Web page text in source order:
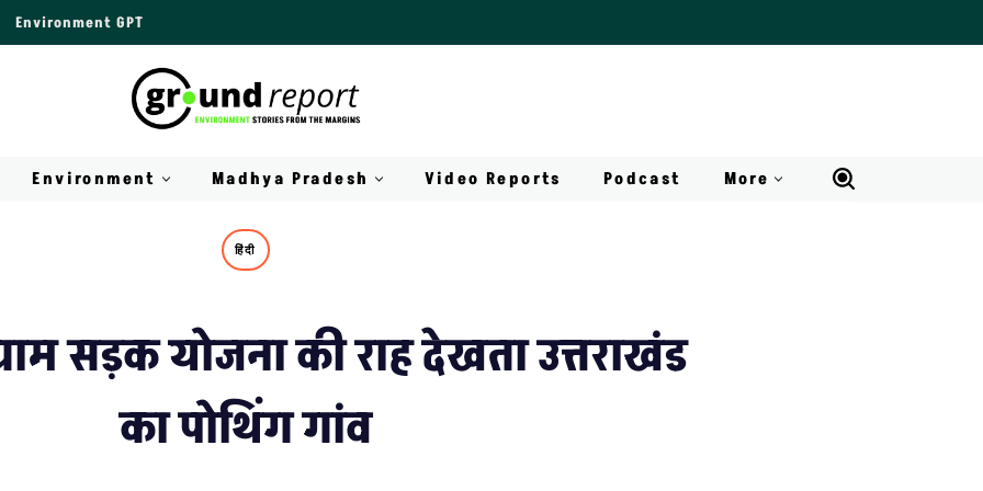
Environment GPT
Environment Madhya Pradesh Video Reports Podcast More
हिंदी
सड़क योजना की राह देखता उत्तराखंड
का पोथिंग गांव